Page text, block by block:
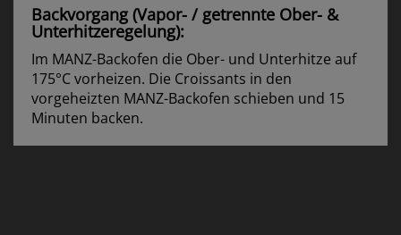
Backvorgang (Vapor- / getrennte Ober- &
Unterhitzeregelung):
Im MANZ-Backofen die Ober- und Unterhitze auf
175°C vorheizen. Die Croissants in den
vorgeheizten MANZ-Backofen schieben und 15
Minuten backen.